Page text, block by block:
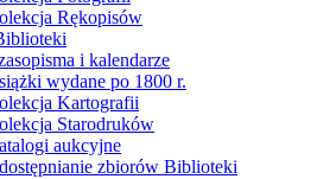
Rękopisów
i kalendarze
wydane po 1800 r.
Kartografii
Starodruków
aukcyjne
zbiorów Biblioteki